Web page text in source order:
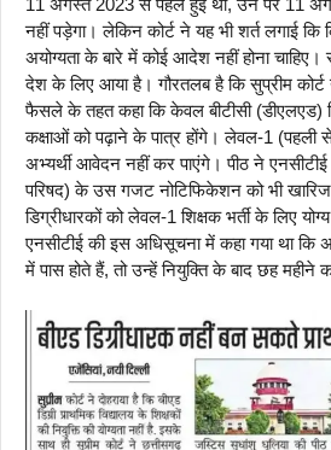
नहीं पड़ेगा। लेकिन कोर्ट ने यह भी शर्त लगाई
अयोग्यता के बारे में कोई आदेश नहीं होना
देश के लिए आया है। गौरतलब है कि सुप्रीम
फैसले के तहत कहा कि केवल बीटीसी (डीएलएड)
कक्षाओं को पढ़ाने के पात्र होंगे। लेवल-1 (पहली
अभ्यर्थी आवेदन नहीं कर पाएंगे। पीठ ने एनसीटीई
परिषद) के उस गजट नोटिफिकेशन को भी खारिज
डिग्रीधारकों को लेवल-1 शिक्षक भर्ती के लिए
एनसीटीई की इस अधिसूचना में कहा गया था कि
में पास होते हैं, तो उन्हें नियुक्ति के बाद छह महीने